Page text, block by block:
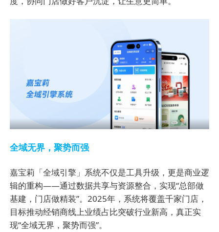
全域无界，聚势而强
嘉宝莉「全域引擎」系统不仅是工具升级，更是商业逻
辑的重构——通过数据共享与资源整合，实现“总部做
基建，门店做精装”。2025年，系统将覆盖千家门店，
目标推动经销商线上业绩占比突破行业新高，真正实
现“全域无界，聚势而强”。